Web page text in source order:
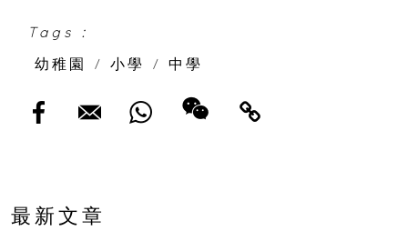
Tags :
幼稚園
/ 小學 / 中學
最新文章